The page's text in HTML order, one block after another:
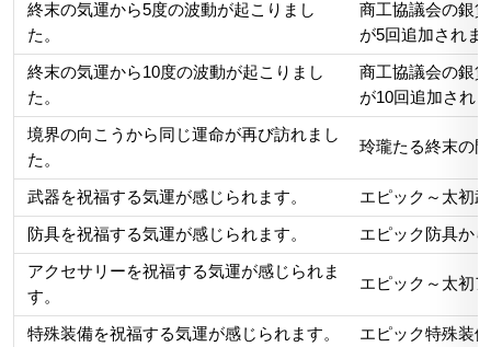
終末の気運から5度の波動が起こりまし
た。
商工協議会の銀
が5回追加されま
終末の気運から10度の波動が起こりまし
た。
商工協議会の銀
が10回追加され
境界の向こうから同じ運命が再び訪れまし
た。
玲瓏たる終末の
武器を祝福する気運が感じられます。 エピック～太初
防具を祝福する気運が感じられます。 エピック防具か
アクセサリーを祝福する気運が感じられま
す。
エピック～太初
特殊装備を祝福する気運が感じられます。 エピック特殊装